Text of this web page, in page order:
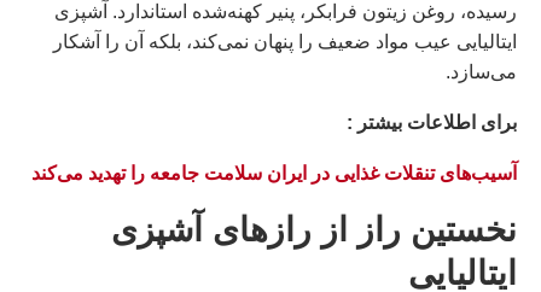
رسیده، روغن زیتون فرابکر، پنیر کهنه‌شده استاندارد. آشپزی
ایتالیایی عیب مواد ضعیف را پنهان نمی‌کند، بلکه آن را آشکار
می‌سازد.
براى اطلاعات بيشتر :
آسیب‌های تنقلات غذایی در ایران سلامت جامعه را تهدید می‌کند
نخستین راز از رازهای آشپزی
ایتالیایی